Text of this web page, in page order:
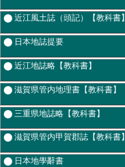
⬤ 近江風土誌（頭記）【教科書】
⬤ 日本地誌提要
⬤ 近江地誌略【教科書】
⬤ 滋賀県管内地理書【教科書】
⬤ 三重県地誌略【教科書】
⬤ 滋賀県管内甲賀郡誌【教科書】
⬤ 日本地學辭書